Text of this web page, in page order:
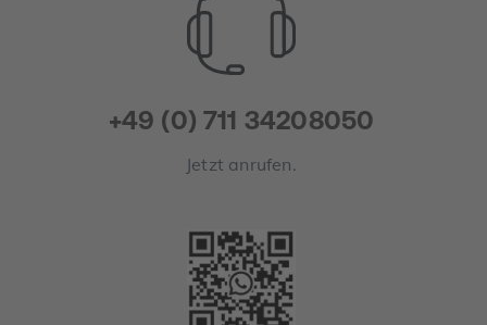
+49 (0) 711 34208050
Jetzt anrufen.